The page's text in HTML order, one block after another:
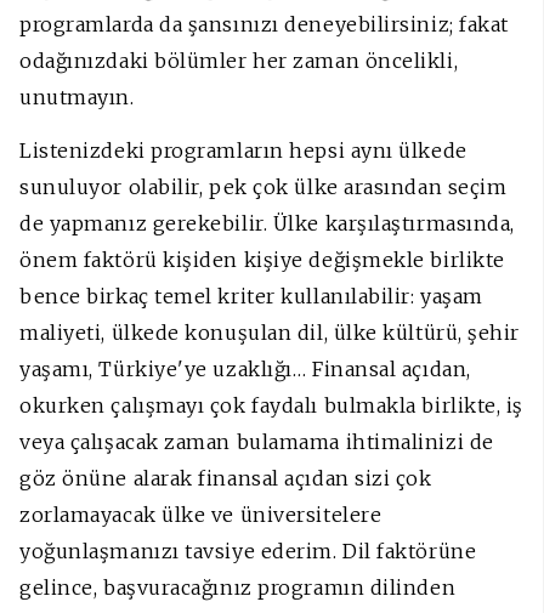
programlarda da şansınızı deneyebilirsiniz; fakat
odağınızdaki bölümler her zaman öncelikli,
unutmayın.
Listenizdeki programların hepsi aynı ülkede
sunuluyor olabilir, pek çok ülke arasından seçim
de yapmanız gerekebilir. Ülke karşılaştırmasında,
önem faktörü kişiden kişiye değişmekle birlikte
bence birkaç temel kriter kullanılabilir: yaşam
maliyeti, ülkede konuşulan dil, ülke kültürü, şehir
yaşamı, Türkiye'ye uzaklığı… Finansal açıdan,
okurken çalışmayı çok faydalı bulmakla birlikte, iş
veya çalışacak zaman bulamama ihtimalinizi de
göz önüne alarak finansal açıdan sizi çok
zorlamayacak ülke ve üniversitelere
yoğunlaşmanızı tavsiye ederim. Dil faktörüne
gelince, başvuracağınız programın dilinden